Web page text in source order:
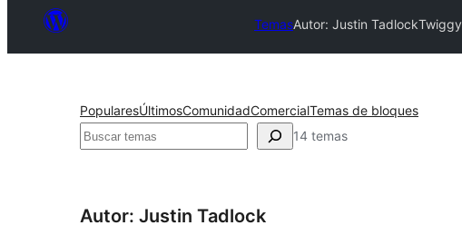
TemasAutor: Justin TadlockTwiggy
PopularesÚltimosComunidadComercialTemas de bloques
Buscar 14 temas
Autor: Justin Tadlock